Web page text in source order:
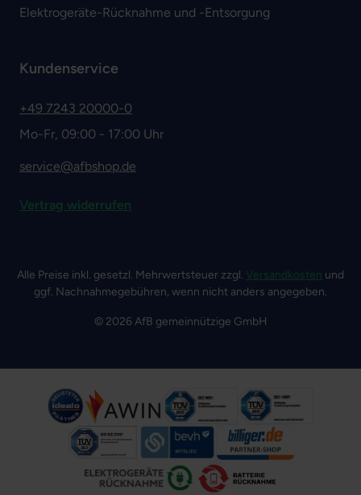
Elektrogeräte-Rücknahme und -Entsorgung
Kundenservice
+49 7243 20000-0
Mo-Fr, 09:00 - 17:00 Uhr
service@afbshop.de
Vertrag widerrufen
Alle Preise inkl. gesetzl. Mehrwertsteuer zzgl. Versandkosten und
ggf. Nachnahmegebühren, wenn nicht anders angegeben.
© 2026 AfB gemeinnützige GmbH